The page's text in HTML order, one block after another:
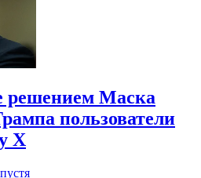
решением Маска
пользователи
X